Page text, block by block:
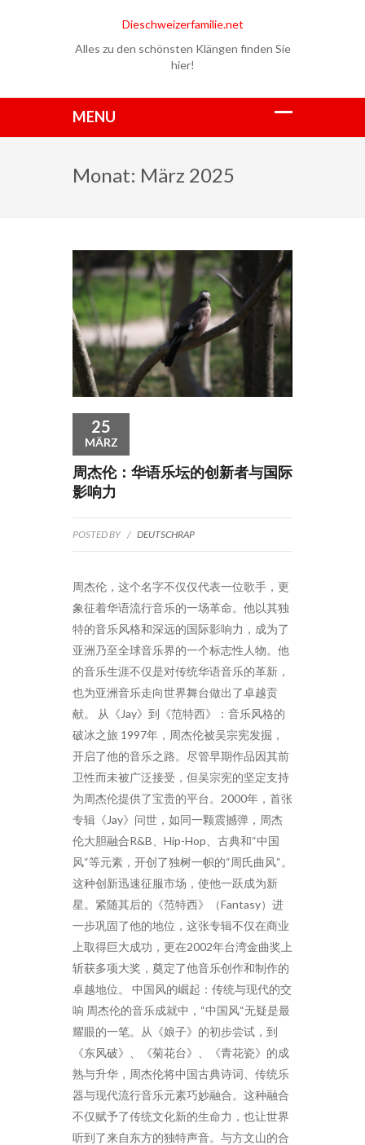
Dieschweizerfamilie.net
Alles zu den schönsten Klängen finden Sie
hier!
Monat: März 2025
25
MÄRZ
周杰伦：华语乐坛的创新者与国际
影响力
POSTED BY / DEUTSCHRAP
周杰伦，这个名字不仅仅代表一位歌手，更
象征着华语流行音乐的一场革命。他以其独
特的音乐风格和深远的国际影响力，成为了
亚洲乃至全球音乐界的一个标志性人物。他
的音乐生涯不仅是对传统华语音乐的革新，
也为亚洲音乐走向世界舞台做出了卓越贡
献。 从《Jay》到《范特西》：音乐风格的
破冰之旅 1997年，周杰伦被吴宗宪发掘，
开启了他的音乐之路。尽管早期作品因其前
卫性而未被广泛接受，但吴宗宪的坚定支持
为周杰伦提供了宝贵的平台。2000年，首张
专辑《Jay》问世，如同一颗震撼弹，周杰
伦大胆融合R&B、Hip-Hop、古典和“中国
风“等元素，开创了独树一帜的“周氏曲风“。
这种创新迅速征服市场，使他一跃成为新
星。紧随其后的《范特西》（Fantasy）进
一步巩固了他的地位，这张专辑不仅在商业
上取得巨大成功，更在2002年台湾金曲奖上
斩获多项大奖，奠定了他音乐创作和制作的
卓越地位。 中国风的崛起：传统与现代的交
响 周杰伦的音乐成就中，“中国风“无疑是最
耀眼的一笔。从《娘子》的初步尝试，到
《东风破》、《菊花台》、《青花瓷》的成
熟与升华，周杰伦将中国古典诗词、传统乐
器与现代流行音乐元素巧妙融合。这种融合
不仅赋予了传统文化新的生命力，也让世界
听到了来自东方的独特声音。与方文山的合